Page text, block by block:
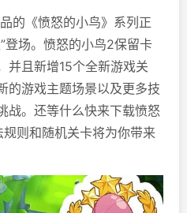
的《愤怒的小鸟》系列正
登场。愤怒的小鸟2保留卡
并且新增15个全新游戏关
的游戏主题场景以及更多技
战。还等什么快来下载愤怒
则和随机关卡将为你带来